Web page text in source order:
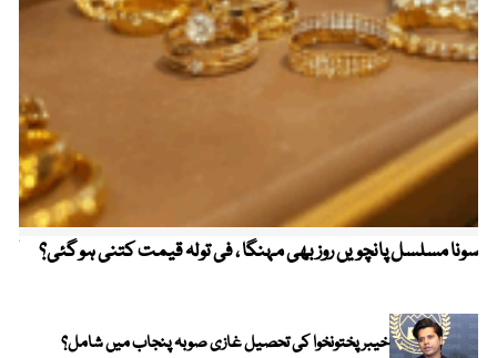
سونا مسلسل پانچویں روز بھی مہنگا ، فی تولہ قیمت کتنی ہو گئی؟
خیبر پختونخوا کی تحصیل غازی صوبہ پنجاب میں شامل؟